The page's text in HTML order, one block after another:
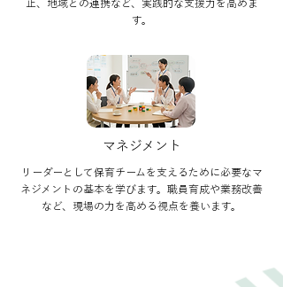
止、地域との連携など、実践的な支援力を高めま
す。
マネジメント
リーダーとして保育チームを支えるために必要なマ
ネジメントの基本を学びます。職員育成や業務改善
など、現場の力を高める視点を養います。